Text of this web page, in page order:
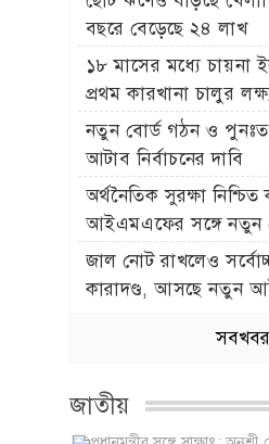
বছরে বেড়েছে ২৪ লাখ
১৮ মাসের মধ্যে চায়না
প্রথম কারখানা চালুর
নতুন বোর্ড গঠন ও
আটাব নির্বাচনের দাবি
অর্থনৈতিক সুরক্ষা নিশ্চিত
আইএমএফের সঙ্গে নতুন
অর্থমন্ত্রী
জাল নোট রাখলেও
কারাদণ্ড, আসছে নতুন
সবখবর
জাতীয়